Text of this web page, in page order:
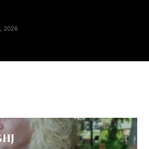
2026